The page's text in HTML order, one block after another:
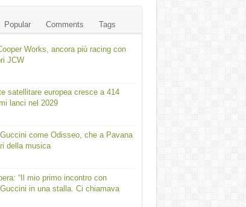
Popular Comments Tags
Works, ancora più racing con
JCW
satellitare europea cresce a 414
lanci nel 2029
come Odisseo, che a Pavana
della musica
“Il mio primo incontro con
in una stalla. Ci chiamava